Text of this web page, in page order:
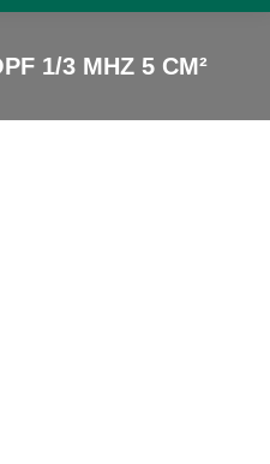
1/3 MHZ 5 CM²